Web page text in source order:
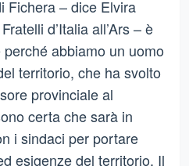
Fichera – dice Elvira
d’Italia all’Ars – è
abbiamo un uomo
territorio, che ha svolto
provinciale al
certa che sarà in
i sindaci per portare
esigenze del territorio. Il